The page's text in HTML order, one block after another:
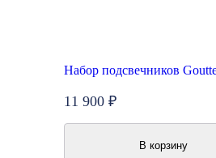
Набор подсвечников
11 900 ₽
В корзину